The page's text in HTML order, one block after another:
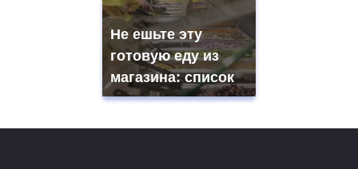
Не ешьте эту
готовую еду из
магазина: список